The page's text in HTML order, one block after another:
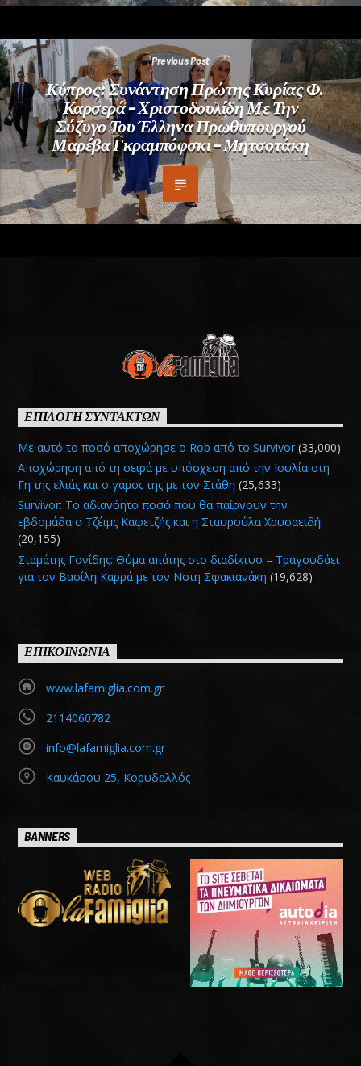
Previous Post
Κύπρος: Συνάντηση Πρώτης Κυρίας Φ.
Καρσερά – Χριστοδουλίδη Με Την
Σύζυγο Του Έλληνα Πρωθυπουργού
Μαρέβα Γκραμπόφσκι – Μητσοτάκη
ΕΠΙΛΟΓΗ ΣΥΝΤΑΚΤΩΝ
Με αυτό το ποσό αποχώρησε ο Rob από το Survivor (33,000)
Αποχώρηση από τη σειρά με υπόσχεση από την Ιουλία στη
Γη της ελιάς και ο γάμος της με τον Στάθη (25,633)
Survivor: Το αδιανόητο ποσό που θα παίρνουν την
εβδομάδα ο Τζέιμς Καφετζής και η Σταυρούλα Χρυσαειδή
(20,155)
Σταμάτης Γονίδης: Θύμα απάτης στο διαδίκτυο – Τραγουδάει
για τον Βασίλη Καρρά με τον Νοτη Σφακιανάκη (19,628)
ΕΠΙΚΟΙΝΩΝΙΑ
www.lafamiglia.com.gr
2114060782
info@lafamiglia.com.gr
Καυκάσου 25, Κορυδαλλός
BANNERS